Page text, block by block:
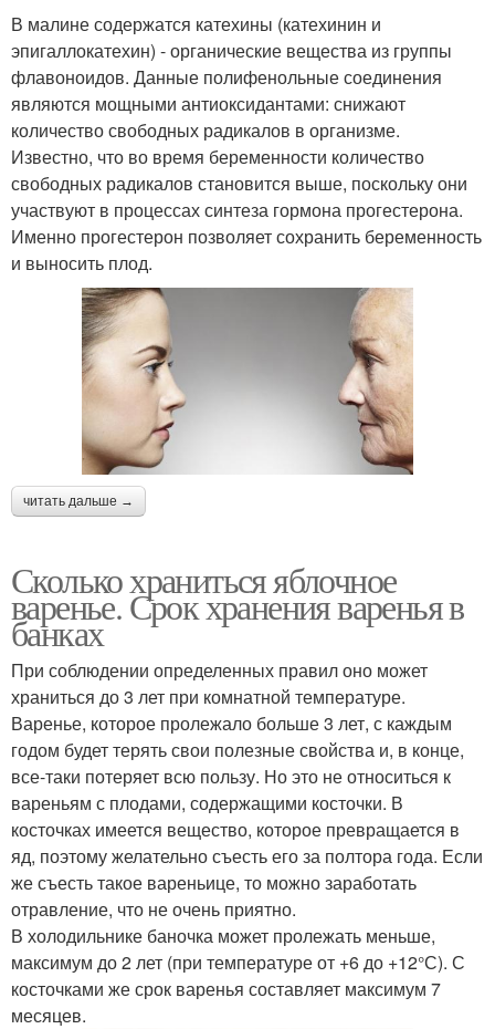
В малине содержатся катехины (катехинин и
эпигаллокатехин) - органические вещества из группы
флавоноидов. Данные полифенольные соединения
являются мощными антиоксидантами: снижают
количество свободных радикалов в организме.
Известно, что во время беременности количество
свободных радикалов становится выше, поскольку они
участвуют в процессах синтеза гормона прогестерона.
Именно прогестерон позволяет сохранить беременность
и выносить плод.
читать дальше →
Сколько храниться яблочное
варенье. Срок хранения варенья в
банках
При соблюдении определенных правил оно может
храниться до 3 лет при комнатной температуре.
Варенье, которое пролежало больше 3 лет, с каждым
годом будет терять свои полезные свойства и, в конце,
все-таки потеряет всю пользу. Но это не относиться к
вареньям с плодами, содержащими косточки. В
косточках имеется вещество, которое превращается в
яд, поэтому желательно съесть его за полтора года. Если
же съесть такое вареньице, то можно заработать
отравление, что не очень приятно.
В холодильнике баночка может пролежать меньше,
максимум до 2 лет (при температуре от +6 до +12°С). С
косточками же срок варенья составляет максимум 7
месяцев.